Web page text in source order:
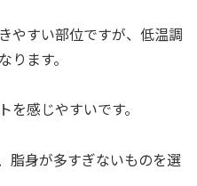
やすい部位ですが、低温調
ます。
を感じやすいです。
脂身が多すぎないものを選